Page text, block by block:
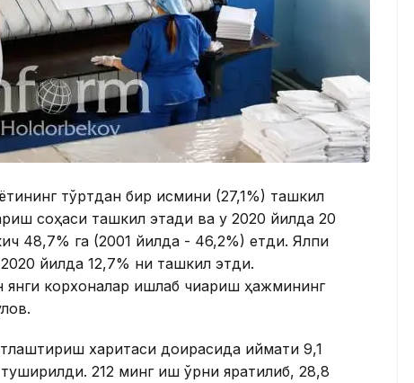
тўртдан бир қисмини (27,1%) ташкил
соҳаси ташкил этади ва у 2020 йилда 20
48,7% га (2001 йилда - 46,2%) етди. Ялпи
йилда 12,7% ни ташкил этди.
корхоналар ишлаб чиқариш ҳажмининг
харитаси доирасида қиймати 9,1
212 минг иш ўрни яратилиб, 28,8